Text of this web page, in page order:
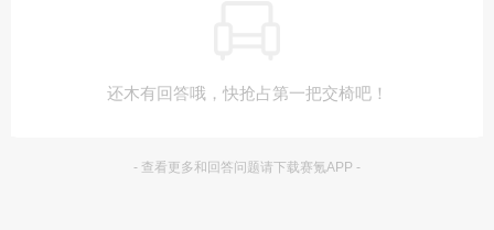
还木有回答哦，快抢占第一把交椅吧！
- 查看更多和回答问题请下载赛氪APP -